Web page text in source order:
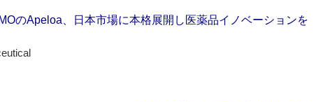
のApeloa、日本市場に本格展開し医薬品イノベーションを